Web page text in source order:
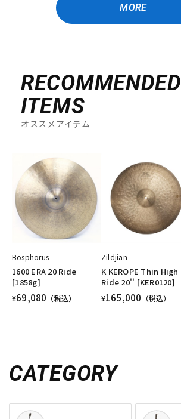
MORE
RECOMMENDED
ITEMS
オススメアイテム
Bosphorus
1600 ERA 20 Ride
[1858g]
¥69,080 （税込）
Zildjian
K KEROPE Thin High
Ride 20'' [KER0120]
¥165,000 （税込）
CATEGORY